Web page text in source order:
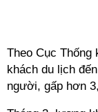
Theo Cục Thống
khách du lịch
người, gấp hơn